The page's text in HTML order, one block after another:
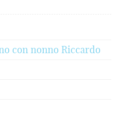
con nonno Riccardo